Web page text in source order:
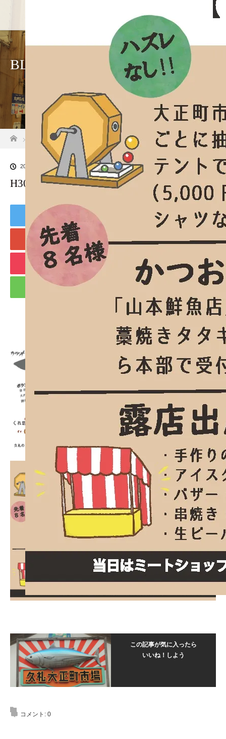
BLOG
ブログ一覧 H30秋の門前市ちらしのPNG
2018.10.14
H30秋の門前市ちらしのPNG
Share
+1 Hatena
Pocket RSS
feedly
この記事が気に入ったら
いいね！しよう
コメント: 0